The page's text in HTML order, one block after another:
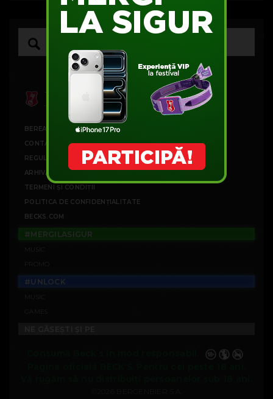
BEREA BECK'S
CONTACT
REGULAMENTE CAMPANII
ARHIVĂ CAMPANII
TERMENI ȘI CONDIȚII
POLITICA DE CONFIDENȚIALITATE
BECKS.COM
#MERGILASIGUR
#UNLOCK
GAMES